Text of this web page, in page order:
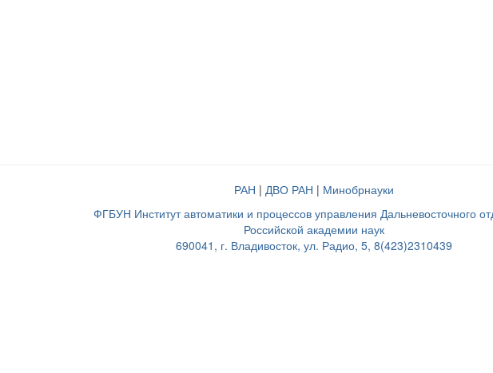
РАН | ДВО РАН | Минобрнауки
ФГБУН Институт автоматики и процессов управления Дальневосточного
Российской академии наук
690041, г. Владивосток, ул. Радио, 5, 8(423)2310439